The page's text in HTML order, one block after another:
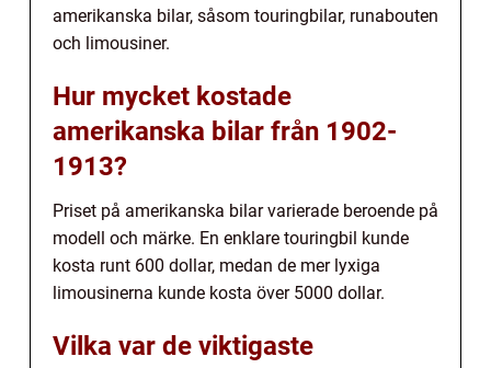
amerikanska bilar, såsom touringbilar, runabouten
och limousiner.
Hur mycket kostade
amerikanska bilar från 1902-
1913?
Priset på amerikanska bilar varierade beroende på
modell och märke. En enklare touringbil kunde
kosta runt 600 dollar, medan de mer lyxiga
limousinerna kunde kosta över 5000 dollar.
Vilka var de viktigaste